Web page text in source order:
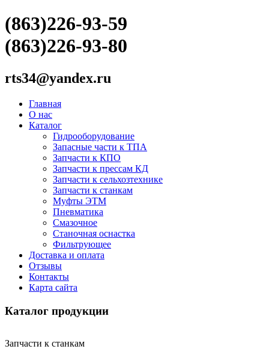
(863)226-93-59
(863)226-93-80
rts34@yandex.ru
Главная
О нас
Каталог
Гидрооборудование
Запасные части к ТПА
Запчасти к КПО
Запчасти к прессам КД
Запчасти к сельхозтехнике
Запчасти к станкам
Муфты ЭТМ
Пневматика
Смазочное
Станочная оснастка
Фильтрующее
Доставка и оплата
Отзывы
Контакты
Карта сайта
Каталог продукции
Запчасти к станкам